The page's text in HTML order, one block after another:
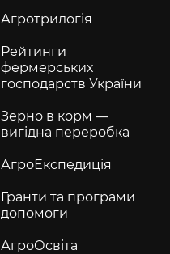
Агротрилогія
Рейтинги
фермерських
господарств України
Зерно в корм —
вигідна переробка
АгроЕкспедиція
Гранти та програми
допомоги
АгроОсвіта